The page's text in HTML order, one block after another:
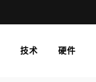
技术 硬件